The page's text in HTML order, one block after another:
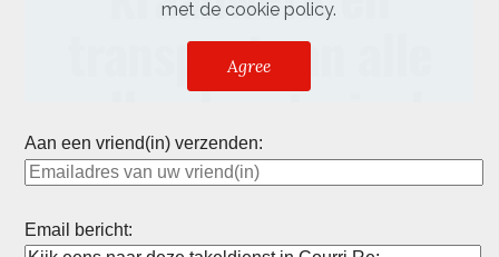
Aan een vriend(in) verzenden:
Email bericht: